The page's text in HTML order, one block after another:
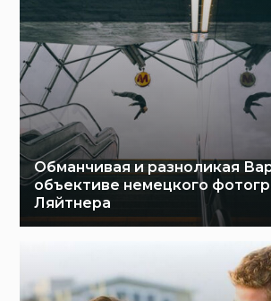
Обманчивая и разноликая
объективе немецкого
Ляйтнера